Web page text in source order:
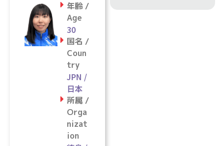
年齢 /
Age
30
国名 /
Coun
try
JPN /
日本
所属 /
Orga
nizat
ion